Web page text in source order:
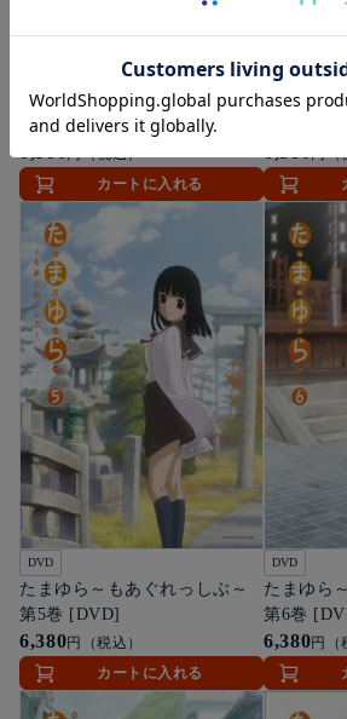
たまゆら～もあぐれっしぶ～
第3巻 [DVD]
円（税込）
カートに入れる
DVD
たまゆら
円（
DVD
たまゆら～もあぐれっしぶ～
第5巻 [DVD]
6,380円（税込）
カートに入れる
DVD
たまゆら
第6巻
6,380円（